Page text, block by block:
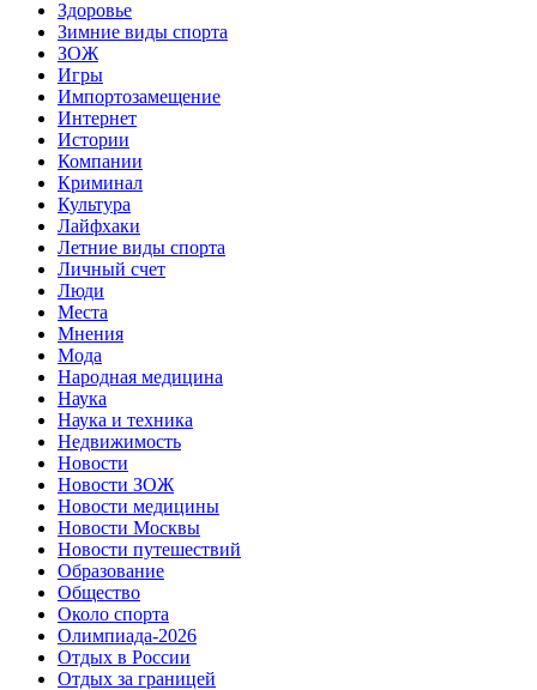
Здоровье
Зимние виды спорта
ЗОЖ
Игры
Импортозамещение
Интернет
Истории
Компании
Криминал
Культура
Лайфхаки
Летние виды спорта
Личный счет
Люди
Места
Мнения
Мода
Народная медицина
Наука
Наука и техника
Недвижимость
Новости
Новости ЗОЖ
Новости медицины
Новости Москвы
Новости путешествий
Образование
Общество
Около спорта
Олимпиада-2026
Отдых в России
Отдых за границей